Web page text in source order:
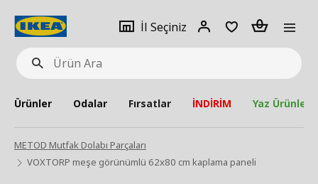
Ürün
Ara
İl Seçiniz
Giriş
Adet
Ürünler Odalar Fırsatlar İNDİRİM Yaz Ürünleri
METOD Mutfak Dolabı Parçaları
VOXTORP meşe görünümlü 62x80 cm kaplama paneli